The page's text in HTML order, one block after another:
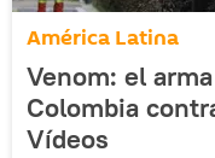
América Latina
Venom: el
Colombia
Vídeos